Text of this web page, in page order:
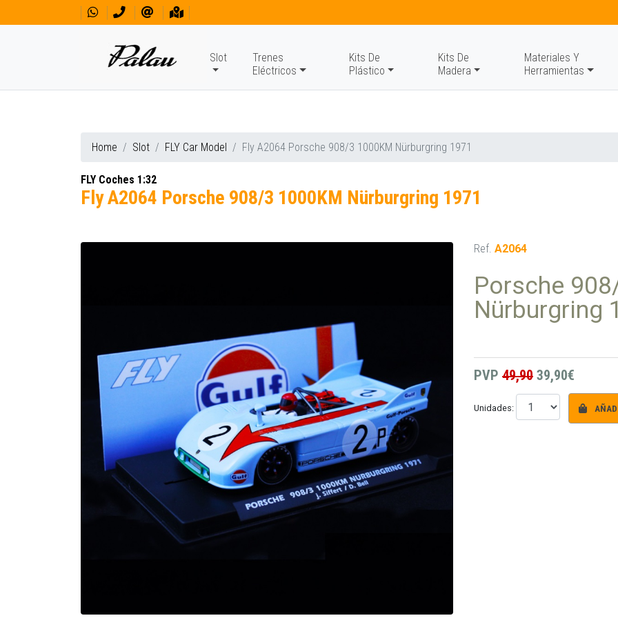
Slot
Trenes
Eléctricos
Kits De
Plástico
Kits De
Madera
Materiales Y
Herramientas
Home Slot FLY Car Model Fly A2064 Porsche 908/3 1000KM Nürburgring 1971
FLY Coches 1:32
Fly A2064 Porsche 908/3 1000KM Nürburgring 1971
Ref. A2064
Porsche
Nürburgring
PVP 49,90 39,90€
Unidades: